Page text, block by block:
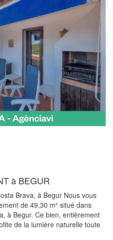
à BEGUR
Brava, à Begur Nous vous
de 49,30 m² situé dans
à Begur. Ce bien, entièrement
de la lumière naturelle toute